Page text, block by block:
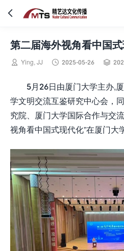

第二届海外视角看中国
 Ying, JJ  2025-05-26 
5月26日由厦门大学主办,
学文明交流互鉴研究中心会，
究院、厦门大学国际合作与交
视角看中国式现代化”在厦门大